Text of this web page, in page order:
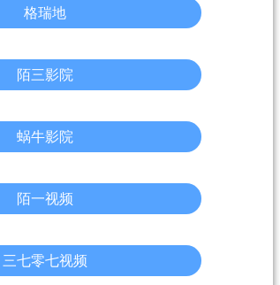
格瑞地
陌三影院
蜗牛影院
陌一视频
三七零七视频